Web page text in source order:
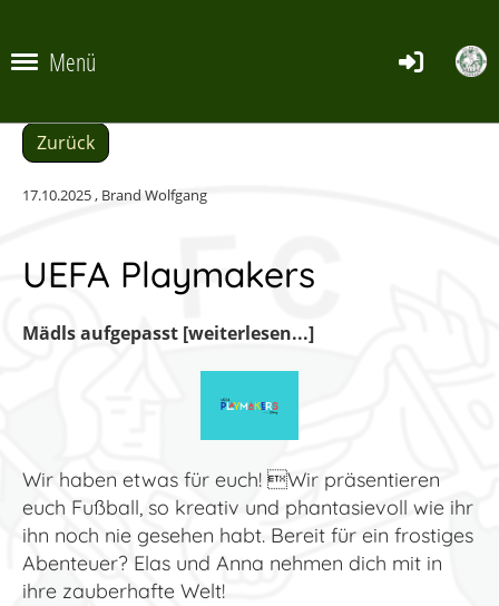
Menü
Zurück
17.10.2025, Brand Wolfgang
UEFA Playmakers
Mädls aufgepasst [weiterlesen...]
Wir haben etwas für euch! Wir präsentieren
euch Fußball, so kreativ und phantasievoll wie ihr
ihn noch nie gesehen habt. Bereit für ein frostiges
Abenteuer? Elas und Anna nehmen dich mit in
ihre zauberhafte Welt!